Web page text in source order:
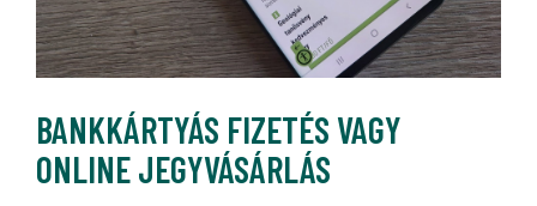
BANKKÁRTYÁS FIZETÉS VAGY
ONLINE JEGYVÁSÁRLÁS